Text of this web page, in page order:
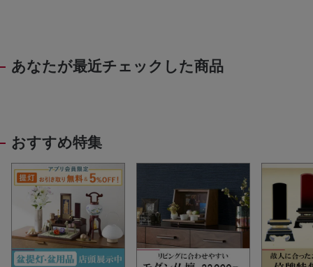
あなたが最近チェックした商品
おすすめ特集